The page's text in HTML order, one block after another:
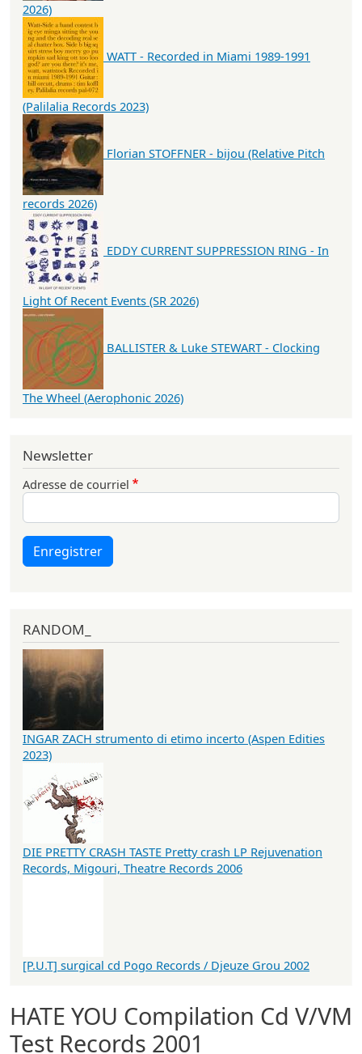
HATE YOU Compilation Cd V/VM
Test Records 2001
2026)
WATT - Recorded in Miami 1989-1991
(Palilalia Records 2023)
Florian STOFFNER - bijou (Relative Pitch
records 2026)
EDDY CURRENT SUPPRESSION RING - In
Light Of Recent Events (SR 2026)
BALLISTER & Luke STEWART - Clocking
The Wheel (Aerophonic 2026)
Newsletter
Adresse de courriel
Enregistrer
RANDOM_
INGAR ZACH strumento di etimo incerto (Aspen Edities
2023)
DIE PRETTY CRASH TASTE Pretty crash LP Rejuvenation
Records, Migouri, Theatre Records 2006
[P.U.T] surgical cd Pogo Records / Djeuze Grou 2002